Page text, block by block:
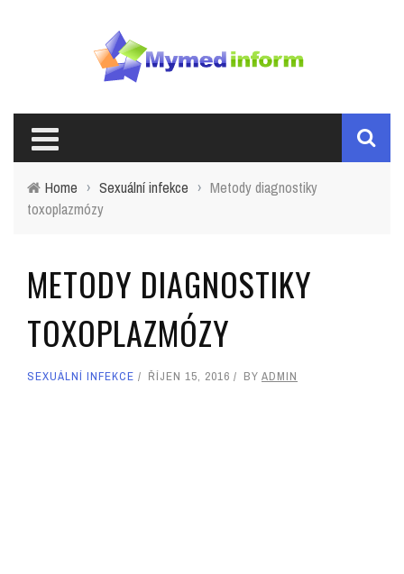
Home › Sexuální infekce › Metody diagnostiky
toxoplazmózy
METODY DIAGNOSTIKY
TOXOPLAZMÓZY
SEXUÁLNÍ INFEKCE ŘÍJEN 15, 2016 BY ADMIN